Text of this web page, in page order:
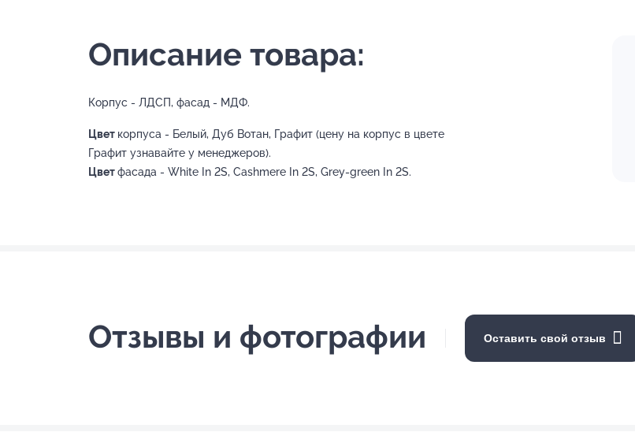
Описание товара:
Корпус - ЛДСП, фасад - МДФ.
Цвет корпуса - Белый, Дуб Вотан, Графит (цену на корпус в цвете
Графит узнавайте у менеджеров).
Цветфасада - White In 2S, Cashmere In 2S, Grey-green In 2S.
Отзывы и фотографии Оставить свой отзыв